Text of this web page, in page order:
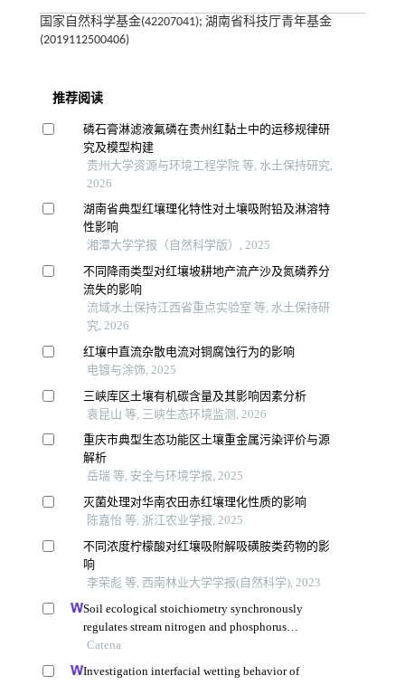
国家自然科学基金(42207041); 湖南省科技厅青年基金
(2019112500406)